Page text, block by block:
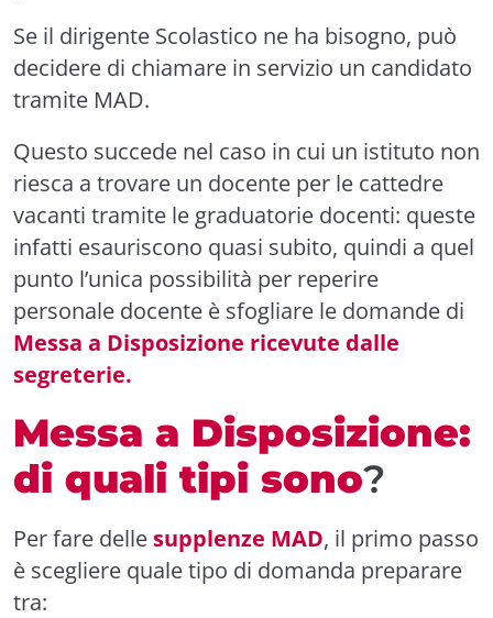
Se il dirigente Scolastico ne ha bisogno, può
decidere di chiamare in servizio un candidato
tramite MAD.
Questo succede nel caso in cui un istituto non
riesca a trovare un docente per le cattedre
vacanti tramite le graduatorie docenti: queste
infatti esauriscono quasi subito, quindi a quel
punto l’unica possibilità per reperire
personale docente è sfogliare le domande di
Messa a Disposizione ricevute dalle
segreterie.
Messa a Disposizione:
di quali tipi sono?
Per fare delle supplenze MAD, il primo passo
è scegliere quale tipo di domanda preparare
tra: